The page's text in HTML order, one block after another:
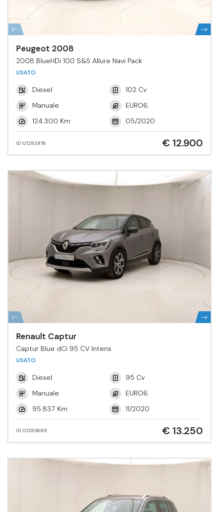
Peugeot 2008
2008 BlueHDi 100 S&S Allure Navi Pack
USATO
Diesel
102 Cv
Manuale
EURO6.
124.300 Km
05/2020
ID U1283976 € 12.900
Renault Captur
Captur Blue dCi 95 CV Intens
USATO
Diesel
95 Cv
Manuale
EURO6.
95.837 Km
11/2020
ID U1283689 € 13.250